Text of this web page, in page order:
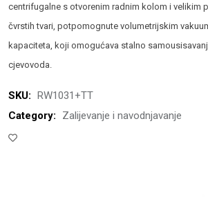
centrifugalne s otvorenim radnim kolom i velikim
čvrstih tvari, potpomognute volumetrijskim
kapaciteta, koji omogućava stalno
cjevovoda.
SKU: RW1031+TT
Category:
Zalijevanje i navodnjavanje